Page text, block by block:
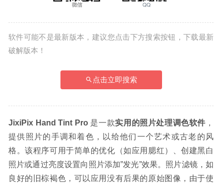
软件可能不是最新版本，建议您点击下方搜索按钮，下载最新
破解版本！
点击立即搜索
JixiPix Hand Tint Pro 是一款实用的照片处理调色软件 ，
提供照片的手调和着色，以给他们一个艺术或古老的风
格。该程序可用于简单的优化（如应用腮红）、创建黑白
照片或通过亮度设置向照片添加”发光”效果。照片滤镜，如
良好的旧棕褐色，可以应用没有后果的原始图像，由于使